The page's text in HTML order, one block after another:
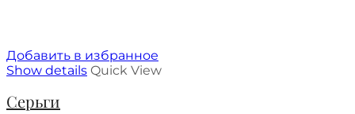
Добавить в избранное
Show details Quick View
Серьги